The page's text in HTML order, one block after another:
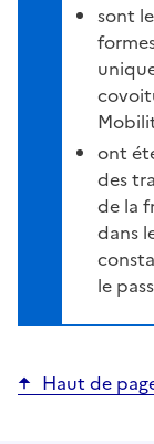
sont
ont
des
de la
dans
le
Haut de